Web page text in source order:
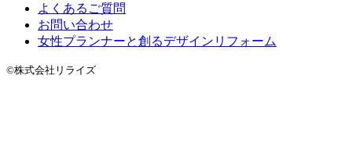
よくあるご質問
お問い合わせ
女性プランナーと創るデザインリフォーム
©株式会社リライズ